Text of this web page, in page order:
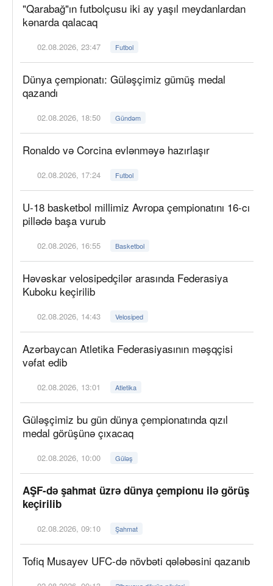
"Qarabağ"ın futbolçusu iki ay yaşıl meydanlardan
kənarda qalacaq
02.08.2026, 23:47 Futbol
Dünya çempionatı: Güləşçimiz gümüş medal
qazandı
02.08.2026, 18:50 Gündəm
Ronaldo və Corcina evlənməyə hazırlaşır
02.08.2026, 17:24 Futbol
U-18 basketbol millimiz Avropa çempionatını 16-cı
pillədə başa vurub
02.08.2026, 16:55 Basketbol
Həvəskar velosipedçilər arasında Federasiya
Kuboku keçirilib
02.08.2026, 14:43 Velosiped
Azərbaycan Atletika Federasiyasının məşqçisi
vəfat edib
02.08.2026, 13:01 Atletika
Güləşçimiz bu gün dünya çempionatında qızıl
medal görüşünə çıxacaq
02.08.2026, 10:00 Güləş
AŞF-də şahmat üzrə dünya çempionu ilə görüş
keçirilib
02.08.2026, 09:10 Şahmat
Tofiq Musayev UFC-də növbəti qələbəsini qazanıb